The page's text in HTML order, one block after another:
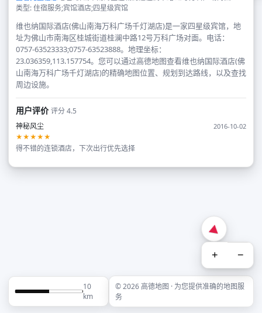
类型: 住宿服务;宾馆酒店;四星级宾馆
维也纳国际酒店(佛山南海万科广场千灯湖店)是一家四星级宾馆，地
址为佛山市南海区桂城街道桂澜中路12号万科广场对面。电话：
0757-63523333;0757-63523888。地理坐标：
23.036359,113.157754。您可以通过高德地图查看维也纳国际酒店(佛
山南海万科广场千灯湖店)的精确地图位置、规划到达路线，以及查找
周边设施。
用户评价评分 4.5
神秘风尘
2016-10-02
★★★★★
得不错的连锁酒店，下次出行优先选择
+ −
10
km
© 2026 高德地图 · 为您提供准确的地图服
务